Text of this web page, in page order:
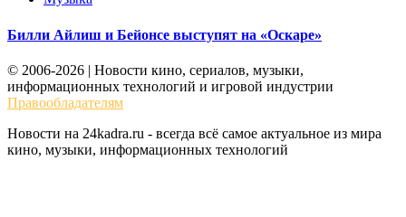
Билли Айлиш и Бейонсе выступят на «Оскаре»
© 2006-2026 | Новости кино, сериалов, музыки,
информационных технологий и игровой индустрии
Правообладателям
Новости на 24kadra.ru - всегда всё самое актуальное из мира
кино, музыки, информационных технологий